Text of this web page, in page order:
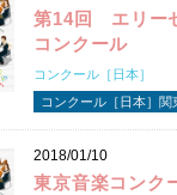
第14回 エリー
コンクール
コンクール［日本］
コンクール［日本］関
2018/01/10
東京音楽コンク